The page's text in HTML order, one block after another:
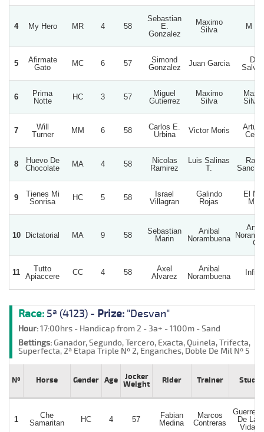
4 My Hero MR 4 58
Sebastian
E.
Gonzalez
Maximo
Silva
M S
5
Afirmate
Gato
MC 6 57
Simond
Gonzalez
Juan Garcia
Don
6
Prima
Notte
HC 3 57
Miguel
Gutierrez
Maximo
Silva
Silva
7
Will
Turner
MM 6 58
Carlos E.
Urbina
Victor Moris
8
Huevo De
Chocolate
MA 4 58
Nicolas
Ramirez
Luis Salinas
T.
9
Tienes Mi
Sonrisa
HC 5 58
Israel
Villagran
Galindo
Rojas
El
10 Dictatorial MA 9 58
Sebastian
Marin
Anibal
Norambuena
G.
11
Tutto
Apiaccere
CC 4 58
Axel
Alvarez
Anibal
Norambuena
Race: 5ª (4123) - Prize: "Desvan"
Hour:17:00hrs - Handicap from 2 - 3a+ - 1100m - Sand
Bettings:Ganador, Segundo, Tercero, Exacta, Quinela, Trifecta,
Superfecta, 2ª Etapa Triple Nº 2, Enganches, Doble De Mil Nº 5
Nº Horse Gender Age
Jocker
Weight
Rider Trainer Stud
1
Che
Samaritan
HC 4 57
Fabian
Medina
Marcos
Contreras
Guerrero
De La
Vida